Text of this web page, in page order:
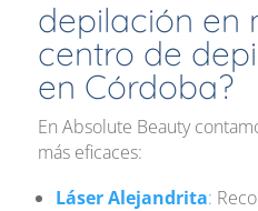
depilación en
centro de
en Córdoba?
En Absolute Beauty
más eficaces:
Láser Alejandrita: